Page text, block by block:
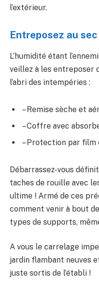
l’extérieur.
Entreposez au sec
L’humidité étant
veillez à les entreposer
l’abri des intempéries :
– Remise sèche et
– Coffre avec
– Protection par film
Débarrassez-vous
taches de rouille avec
ultime ! Armé de ces
comment venir à bout
types de supports,
A vous le carrelage
jardin flambant neuves
juste sortis de l’établi !